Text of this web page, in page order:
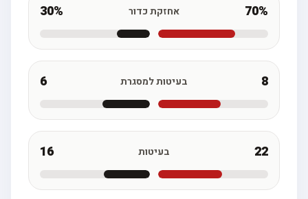
70% אחזקת כדור 30%
בעיטות למסגרת
22 בעיטות 16